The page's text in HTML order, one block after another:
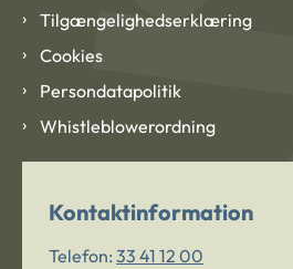
Tilgængelighedserklæring
Cookies
Persondatapolitik
Whistleblowerordning
Kontaktinformation
Telefon: 33 41 12 00